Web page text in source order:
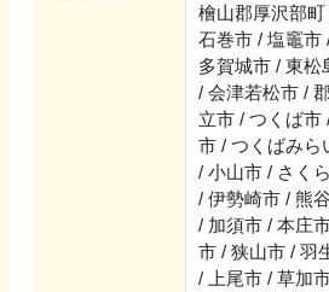
檜山郡厚沢部
石巻市 / 塩竈市
多賀城市 / 東松
/ 会津若松市 /
立市 / つくば市
市 / つくばみら
/ 小山市 / さく
/ 伊勢崎市 / 熊
/ 加須市 / 本庄
市 / 狭山市 / 羽
/ 上尾市 / 草加